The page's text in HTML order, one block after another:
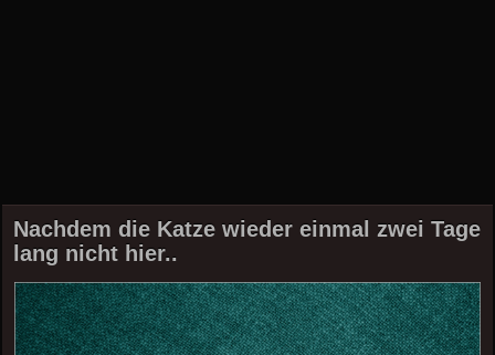
Nachdem die Katze wieder einmal zwei Tage
lang nicht hier..